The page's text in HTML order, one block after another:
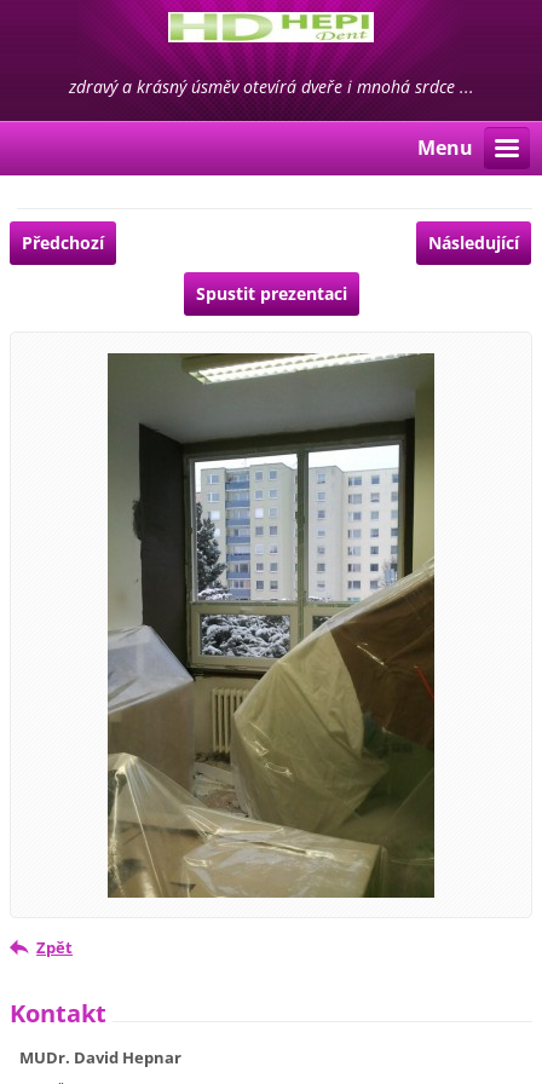
zdravý a krásný úsměv otevírá dveře i mnohá srdce ...
Menu
Předchozí Následující
Spustit prezentaci
Zpět
Kontakt
MUDr. David Hepnar